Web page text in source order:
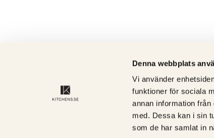
Denna webbplats
Vi använder
funktioner för sociala
annan information
med. Dessa kan i sin
som de har samlat in